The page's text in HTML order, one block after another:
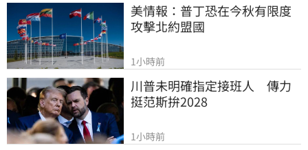
美情報：普丁恐在今秋有限度
攻擊北約盟國
1小時前
川普未明確指定接班人　傳力
挺范斯拚2028
1小時前